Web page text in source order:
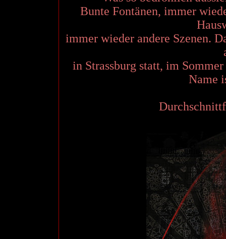
Bunte Fontänen, immer
immer wieder andere Szenen.
in Strassburg statt, im
Name